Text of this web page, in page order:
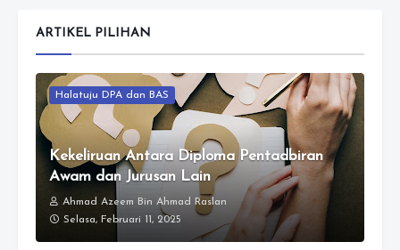
ARTIKEL PILIHAN
Halatuju DPA dan BAS
Kekeliruan Antara Diploma Pentadbiran
Awam dan Jurusan Lain
Ahmad Azeem Bin Ahmad Raslan
Selasa, Februari 11, 2025